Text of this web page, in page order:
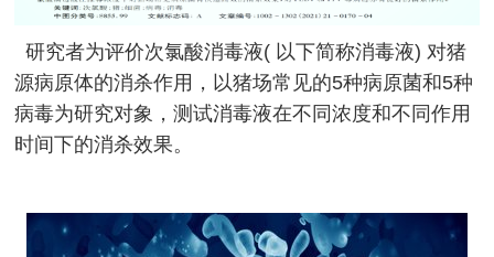
研究者为评价次氯酸消毒液( 以下简称消毒液) 对猪
源病原体的消杀作用，以猪场常见的5种病原菌和5种
病毒为研究对象，测试消毒液在不同浓度和不同作用
时间下的消杀效果。